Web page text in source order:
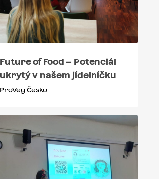
Future of Food – Potenciál
ukrytý v našem jídelníčku
ProVeg Česko